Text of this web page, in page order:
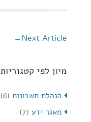
Next Article
→
מיון לפי קטגוריות
הנהלת חשבונות (6)
מאגר ידע (7)